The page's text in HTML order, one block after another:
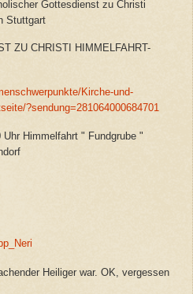
Gottesdienst zu Christi
Stuttgart
ZU CHRISTI HIMMELFAHRT-
Kirche-und-
?sendung=281064000684701
Himmelfahrt " Fundgrube "
Heiliger war. OK, vergessen